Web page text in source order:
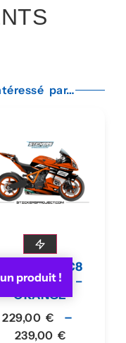
produit !
par…
KIT DÉCO RC8
2017) –
ORANGE
229,00 € –
239,00 €